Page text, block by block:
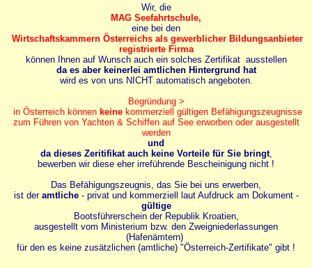
Wir, die
MAG Seefahrtschule,
eine bei den
Wirtschaftskammern Österreichs als gewerblicher Bildungsanbieter
registrierte Firma
können Ihnen auf Wunsch auch ein solches Zertifikat ausstellen
da es aber keinerlei amtlichen Hintergrund hat
wird es von uns NICHT automatisch angeboten.
Begründung >
in Österreich könnenkeine kommerziell gültigen Befähigungszeugnisse
zum Führen von Yachten & Schiffen auf See erworben oder ausgestellt
werden
und
da dieses Zeritifikat auch keine Vorteile für Sie bringt,
bewerben wir diese eher irreführende Bescheinigung nicht !
Das Befähigungszeugnis, das Sie bei uns erwerben,
ist der amtliche- privat und kommerziell laut Aufdruck am Dokument -
gültige
Bootsführerschein der Republik Kroatien,
ausgestellt vom Ministerium bzw. den Zweigniederlassungen
(Hafenämtern)
für den es keine zusätzlichen (amtliche) "Österreich-Zertifikate" gibt !